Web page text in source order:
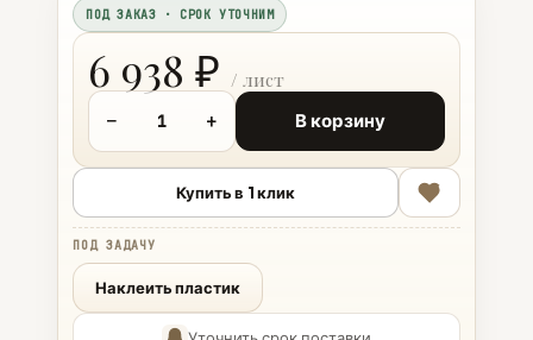
ПОД ЗАКАЗ · СРОК УТОЧНИМ
6 938 ₽
− + В корзину
Купить в 1 клик
ПОД ЗАДАЧУ
Наклеить пластик